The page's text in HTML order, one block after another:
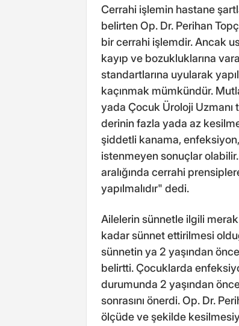
Cerrahi işlemin hastane
belirten Op. Dr. Perihan
bir cerrahi işlemdir. Ancak
kayıp ve bozukluklarına
standartlarına uyularak
kaçınmak mümkündür.
yada Çocuk Üroloji Uzmanı
derinin fazla yada az
şiddetli kanama, enfeksiyon,
istenmeyen sonuçlar
aralığında cerrahi
yapılmalıdır" dedi.
Ailelerin sünnetle ilgili
kadar sünnet ettirilmesi
sünnetin ya 2 yaşından
belirtti. Çocuklarda
durumunda 2 yaşından
sonrasını önerdi. Op. Dr.
ölçüde ve şekilde